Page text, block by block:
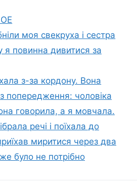
моя свекруха і сестра
я повинна дивитися за
з-за кордону. Вона
попередження: чоловіка
говорила, а я мовчала.
речі і поїхала до
миритися через два
було не потрібно